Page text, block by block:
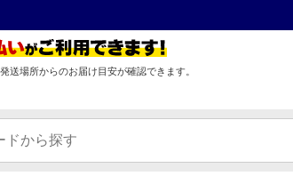
送場所からのお届け目安が確認できます。